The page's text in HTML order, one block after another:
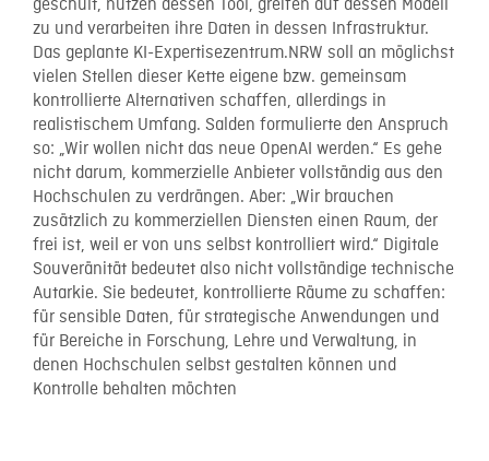
geschult, nutzen dessen Tool, greifen auf dessen Modell
zu und verarbeiten ihre Daten in dessen Infrastruktur.
Das geplante KI-Expertisezentrum.NRW soll an möglichst
vielen Stellen dieser Kette eigene bzw. gemeinsam
kontrollierte Alternativen schaffen, allerdings in
realistischem Umfang. Salden formulierte den Anspruch
so: „Wir wollen nicht das neue OpenAI werden.“ Es gehe
nicht darum, kommerzielle Anbieter vollständig aus den
Hochschulen zu verdrängen. Aber: „Wir brauchen
zusätzlich zu kommerziellen Diensten einen Raum, der
frei ist, weil er von uns selbst kontrolliert wird.“ Digitale
Souveränität bedeutet also nicht vollständige technische
Autarkie. Sie bedeutet, kontrollierte Räume zu schaffen:
für sensible Daten, für strategische Anwendungen und
für Bereiche in Forschung, Lehre und Verwaltung, in
denen Hochschulen selbst gestalten können und
Kontrolle behalten möchten